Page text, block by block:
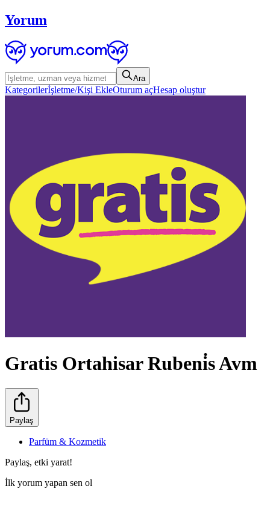
Yorum
Ara
Kategorilerİşletme/Kişi EkleOturum açHesap oluştur
Gratis Ortahisar Rubeni̇s Avm
Paylaş
Parfüm & Kozmetik
Paylaş, etki yarat!
İlk yorum yapan sen ol